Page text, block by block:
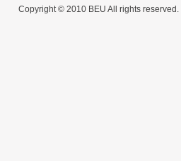
Copyright © 2010 BEU All rights reserved. |